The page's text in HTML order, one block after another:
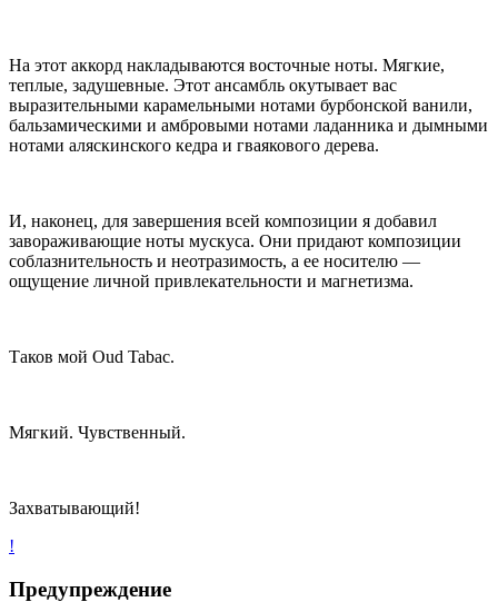
На этот аккорд накладываются восточные ноты. Мягкие,
теплые, задушевные. Этот ансамбль окутывает вас
выразительными карамельными нотами бурбонской ванили,
бальзамическими и амбровыми нотами ладанника и дымными
нотами аляскинского кедра и гваякового дерева.
И, наконец, для завершения всей композиции я добавил
завораживающие ноты мускуса. Они придают композиции
соблазнительность и неотразимость, а ее носителю —
ощущение личной привлекательности и магнетизма.
Таков мой Oud Tabac.
Мягкий. Чувственный.
Захватывающий!
!
Предупреждение